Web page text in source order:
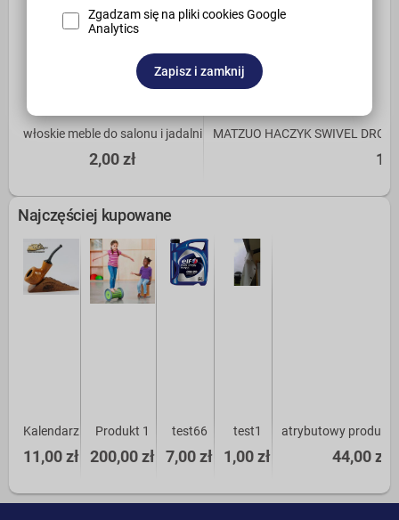
Zgadzam się na pliki cookies Google
Analytics
Zapisz i zamknij
włoskie meble do salonu i jadalni
2,00 zł
MATZUO HACZYK SWIVEL
Najczęściej kupowane
Kalendarz
11,00 zł
Produkt 1
200,00 zł
test66
7,00 zł
test1
1,00 zł
atrybutowy produkt
44,00 zł